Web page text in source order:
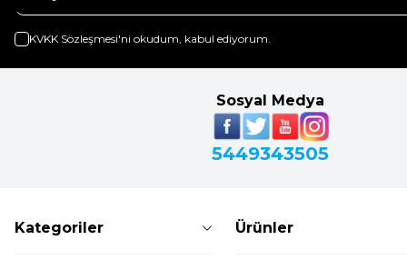
KVKK Sözleşmesi'ni okudum, kabul ediyorum.
Sosyal Medya
5449343505
Kategoriler Ürünler